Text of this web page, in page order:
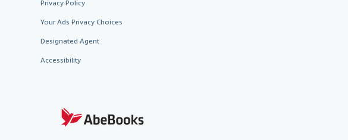
Privacy Policy
Your Ads Privacy Choices
Designated Agent
Accessibility